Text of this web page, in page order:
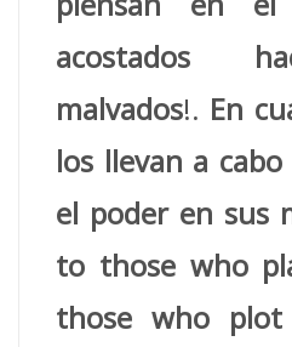
acostados
malvados!. En
los llevan a
el poder en sus
to those who
those who